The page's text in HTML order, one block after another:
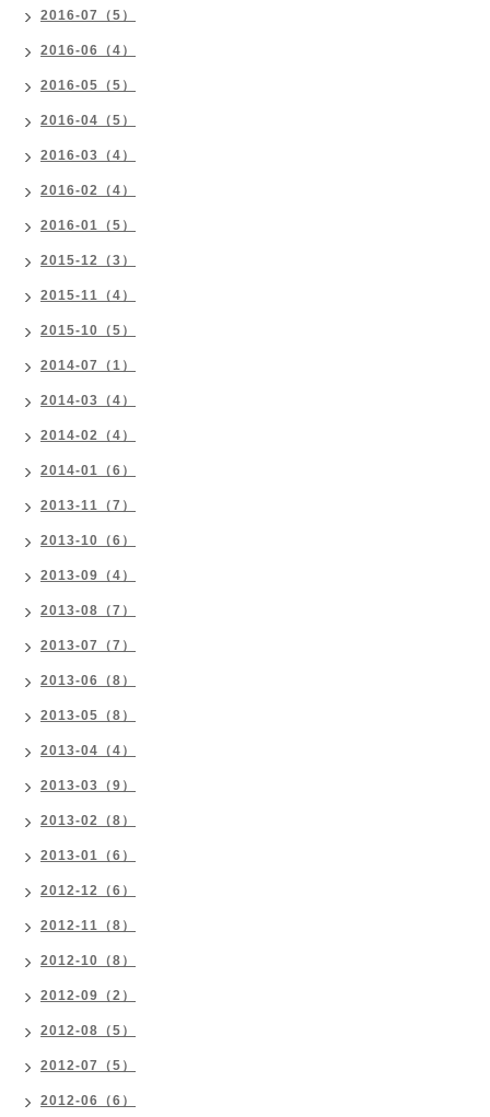
2016-07（5）
2016-06（4）
2016-05（5）
2016-04（5）
2016-03（4）
2016-02（4）
2016-01（5）
2015-12（3）
2015-11（4）
2015-10（5）
2014-07（1）
2014-03（4）
2014-02（4）
2014-01（6）
2013-11（7）
2013-10（6）
2013-09（4）
2013-08（7）
2013-07（7）
2013-06（8）
2013-05（8）
2013-04（4）
2013-03（9）
2013-02（8）
2013-01（6）
2012-12（6）
2012-11（8）
2012-10（8）
2012-09（2）
2012-08（5）
2012-07（5）
2012-06（6）